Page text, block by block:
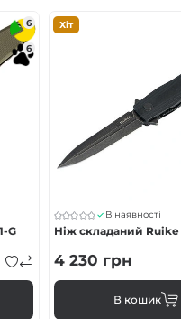
6
6
G
Хіт
В наявності
Ніж складаний Ruike
4 230 грн
В кошик